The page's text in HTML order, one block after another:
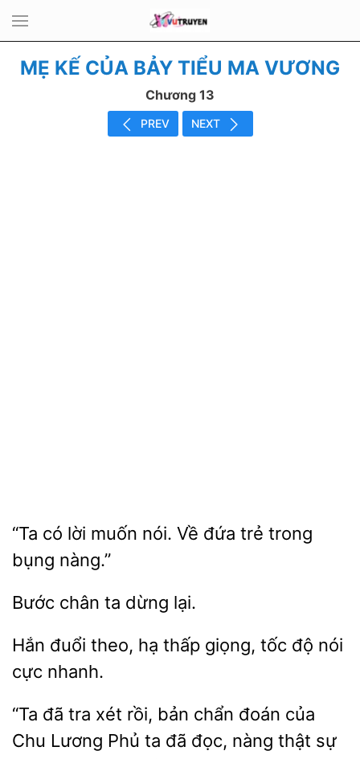
MẸ KẾ CỦA BẢY TIỂU MA VƯƠNG
Chương 13
PREV NEXT
có muốn nói. Về
trẻ trong
bụng nàng.”
ta lại.
đuổi theo, hạ thấp giọng,
độ
cực nhanh.
“Ta đã tra xét rồi,
chẩn đoán của
Chu Lương Phủ ta đã đọc, nàng thật sự